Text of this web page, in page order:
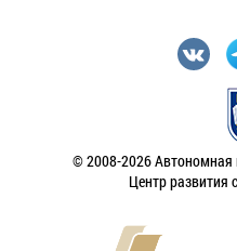
© 2008-2026 Автономная
Центр развития